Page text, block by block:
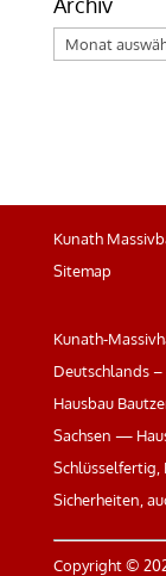
Archiv
Kunath
Sitemap
Kunath-
Deutschlands
Hausbau
Sachsen —
Schlüsselfertig,
Sicherheiten,
Copyright ©